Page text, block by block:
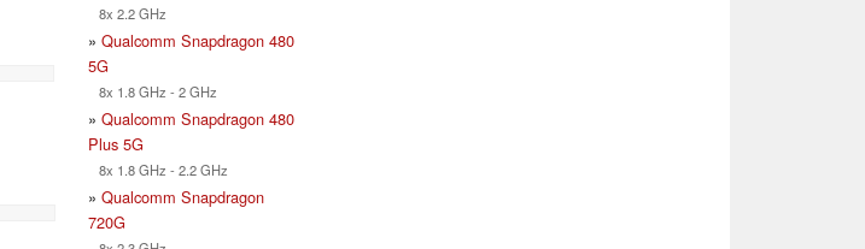
8x 2.2 GHz
» Qualcomm Snapdragon 480
5G
8x 1.8 GHz - 2 GHz
» Qualcomm Snapdragon 480
Plus 5G
8x 1.8 GHz - 2.2 GHz
» Qualcomm Snapdragon
720G